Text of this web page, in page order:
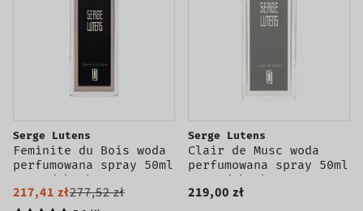
Serge Lutens
Feminite du Bois woda
perfumowana spray 50ml
- produkt bez
opakowania
217,41 zł277,52 zł
Serge Lutens
Clair de Musc woda
perfumowana spray 50ml
- produkt bez
opakowania
219,00 zł